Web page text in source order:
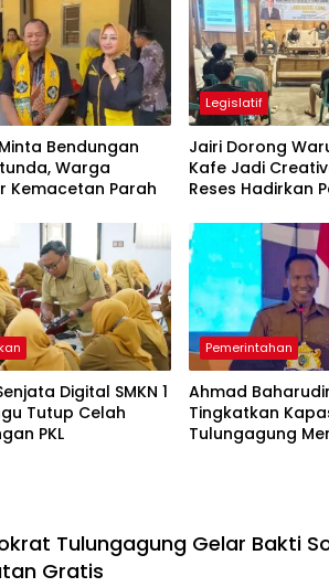
Bendungan
Warga
Kemacetan Parah
Legislatif
Jairi Dorong
Kafe Jadi
Reses Hadirkan
Digital SMKN 1
Tutup Celah
PKL
Pemerintahan
Ahmad
Tingkatkan
Tulungagung
Tulungagung Gelar Bakti
Gratis